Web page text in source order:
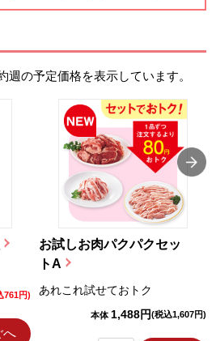
の予定価格を表示しています。
761円)
へ
お試しお肉パクパクセッ
トA
あれこれ試せておトク
本体 1,488円(税込1,607円)